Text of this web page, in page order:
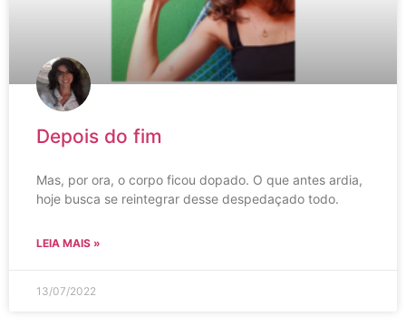
Depois do fim
Mas, por ora, o corpo ficou dopado. O que antes ardia,
hoje busca se reintegrar desse despedaçado todo.
LEIA MAIS »
13/07/2022